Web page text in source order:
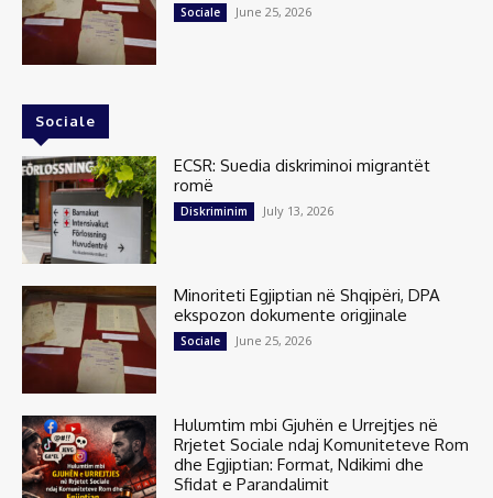
Sociale June 25, 2026
Sociale
ECSR: Suedia diskriminoi migrantët
romë
Diskriminim July 13, 2026
Minoriteti Egjiptian në Shqipëri, DPA
ekspozon dokumente origjinale
Sociale June 25, 2026
Hulumtim mbi Gjuhën e Urrejtjes në
Rrjetet Sociale ndaj Komuniteteve Rom
dhe Egjiptian: Format, Ndikimi dhe
Sfidat e Parandalimit